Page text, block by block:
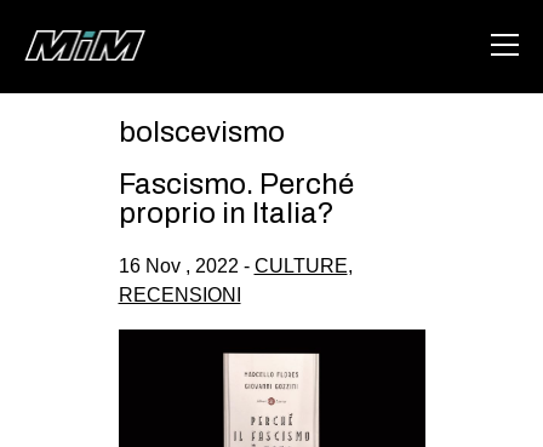
ABOUT
AREA
DEGENERAZIONE
CSOA LAMBRETTA
MSM
bolscevismo
Fascismo. Perché
proprio in Italia?
16 Nov , 2022 - CULTURE,
RECENSIONI